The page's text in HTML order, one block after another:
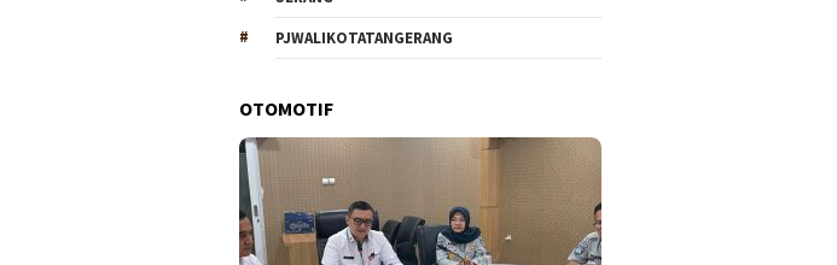
PJWALIKOTATANGERANG
OTOMOTIF